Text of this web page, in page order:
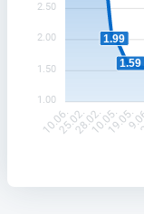
2.50
2.00
1.50
1.00
1.99
1.59
10.06.25.02.28.02.10.05.19.05.